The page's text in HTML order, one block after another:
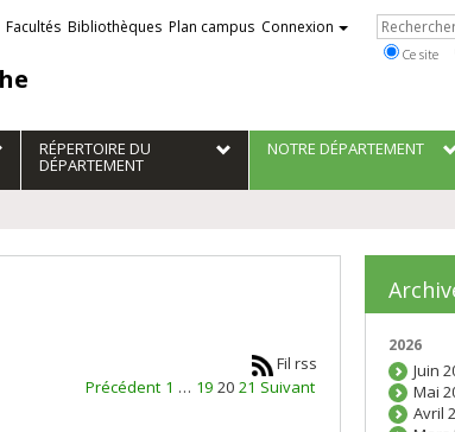
Facultés Bibliothèques Plan campus Connexion
Ce site
RÉPERTOIRE DU
DÉPARTEMENT
NOTRE DÉPARTEMENT
Fil rss
Précédent 1 … 19 20 21 Suivant
2026
Juin
Mai
Avril